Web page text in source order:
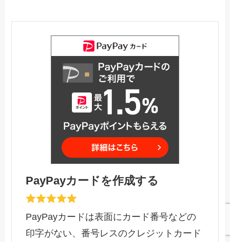
PayPayカードを作成する
PayPayカードは表面にカード番号などの
印字がない、番号レスのクレジットカード